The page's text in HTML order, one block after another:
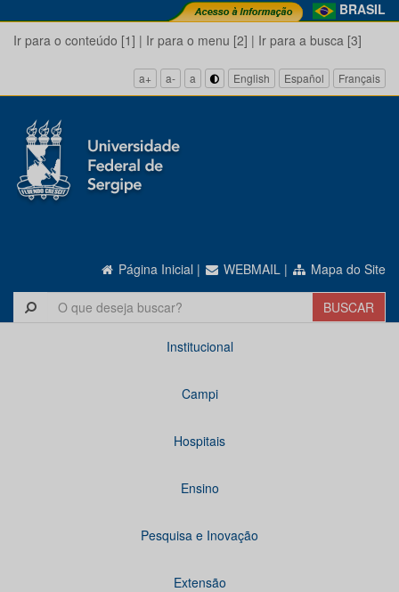
BRASIL
Ir para o conteúdo [1] | Ir para o menu [2] | Ir para a busca [3]
a+ a- a English Español Français
Página Inicial | WEBMAIL | Mapa do Site
Institucional
Campi
Hospitais
Ensino
Pesquisa e Inovação
Extensão